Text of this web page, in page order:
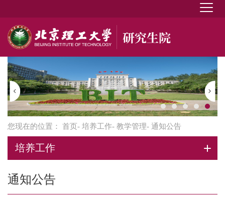
您现在的位置： 首页- 培养工作- 教学管理- 通知公告
培养工作
通知公告